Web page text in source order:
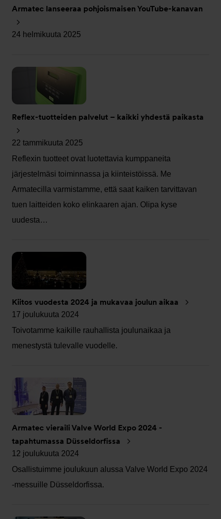
Armatec lanseeraa pohjoismaisen YouTube-kanavan
24 helmikuuta 2025
Reflex-tuotteiden palvelut – kaikki yhdestä paikasta
22 tammikuuta 2025
Reflexin tuotteet ovat luotettavia kumppaneita
järjestelmäsi toiminnassa ja kiinteistöissä. Me
Armatecilla varmistamme, että saat kaiken tarvittavan
tuen laitteiden koko elinkaaren ajan. Olipa kyse
uudesta…
Kiitos vuodesta 2024 ja mukavaa joulun aikaa
17 joulukuuta 2024
Toivotamme kaikille rauhallista joulunaikaa ja
menestystä tulevalle vuodelle.
Armatec vieraili Valve World Expo 2024 -
tapahtumassa Düsseldorfissa
12 joulukuuta 2024
Osallistuimme joulukuun alussa Valve World Expo 2024
-messuille Düsseldorfissa.